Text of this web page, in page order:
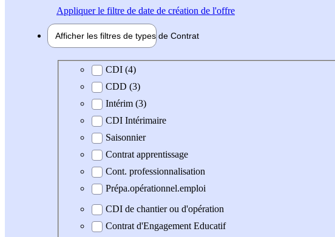
Appliquerle filtre de date de création de l'offre
Afficher les filtres de types de Contrat
Type de contrat
CDI (4)
CDD (3)
Intérim (3)
CDI Intérimaire
Saisonnier
Contrat apprentissage
Cont. professionnalisation
Prépa.opérationnel.emploi
CDI de chantier ou d'opération
Contrat d'Engagement Educatif